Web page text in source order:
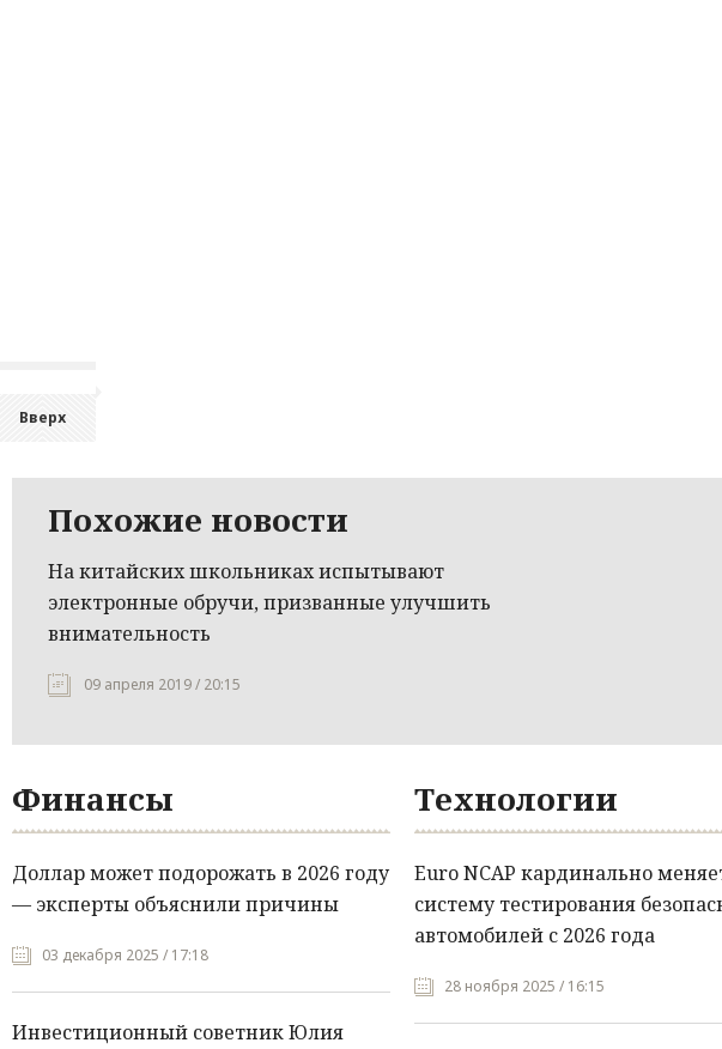
Вверх
Похожие новости
На китайских школьниках испытывают
электронные обручи, призванные улучшить
внимательность
09 апреля 2019 / 20:15
Финансы
Доллар может подорожать в 2026 году
— эксперты объяснили причины
03 декабря 2025 / 17:18
Инвестиционный советник Юлия
Технологии
Euro NCAP кардинально
систему тестирования
автомобилей с 2026 года
28 ноября 2025 / 16:15